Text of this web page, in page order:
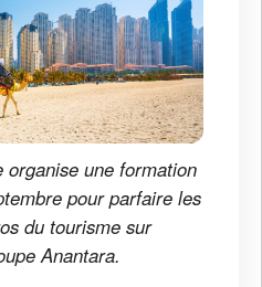
organise une formation
pour parfaire les
du tourisme sur
Anantara.